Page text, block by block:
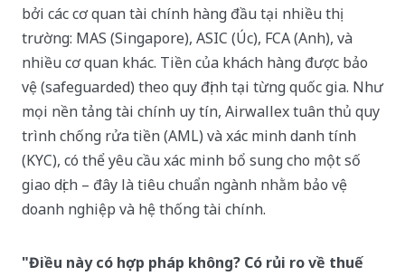
bởi các cơ quan tài chính hàng đầu tại nhiều thị
trường: MAS (Singapore), ASIC (Úc), FCA (Anh), và
nhiều cơ quan khác. Tiền của khách hàng được bảo
vệ (safeguarded) theo quy định tại từng quốc gia. Như
mọi nền tảng tài chính uy tín, Airwallex tuân thủ quy
trình chống rửa tiền (AML) và xác minh danh tính
(KYC), có thể yêu cầu xác minh bổ sung cho một số
giao dịch – đây là tiêu chuẩn ngành nhằm bảo vệ
doanh nghiệp và hệ thống tài chính.
"Điều này có hợp pháp không? Có rủi ro về thuế